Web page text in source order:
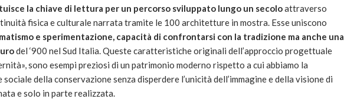
la chiave di lettura per un percorso sviluppato lungo un secoloattraverso
fisica e culturale narrata tramite le 100 architetture in mostra. Esse uniscono
e sperimentazione, capacità di confrontarsi con la tradizione ma anche una
del ‘900 nel Sud Italia. Queste caratteristiche originali dell’approccio progettuale
sono esempi preziosi di un patrimonio moderno rispetto a cui abbiamo la
della conservazione senza disperdere l’unicità dell’immagine e della visione di
e solo in parte realizzata.